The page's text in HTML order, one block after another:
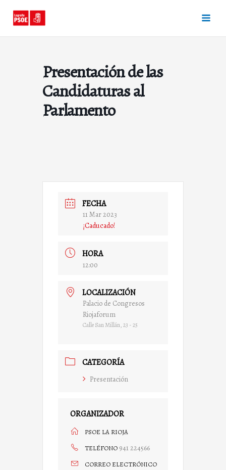
contenido
Presentación de las
Candidaturas al
Parlamento
FECHA
11 Mar 2023
¡Caducado!
HORA
12:00
LOCALIZACIÓN
Palacio de Congresos
Riojaforum
Calle San Millán, 23 - 25
CATEGORÍA
Presentación
ORGANIZADOR
PSOE LA RIOJA
TELÉFONO 941 224566
CORREO ELECTRÓNICO